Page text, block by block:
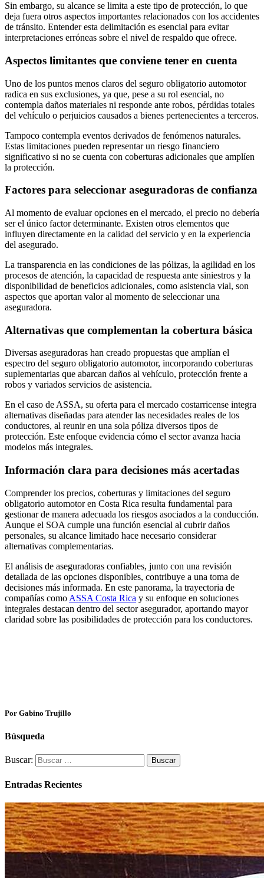
Sin embargo, su alcance se limita a este tipo de protección, lo que
deja fuera otros aspectos importantes relacionados con los accidentes
de tránsito. Entender esta delimitación es esencial para evitar
interpretaciones erróneas sobre el nivel de respaldo que ofrece.
Aspectos limitantes que conviene tener en cuenta
Uno de los puntos menos claros del seguro obligatorio automotor
radica en sus exclusiones, ya que, pese a su rol esencial, no
contempla daños materiales ni responde ante robos, pérdidas totales
del vehículo o perjuicios causados a bienes pertenecientes a terceros.
Tampoco contempla eventos derivados de fenómenos naturales.
Estas limitaciones pueden representar un riesgo financiero
significativo si no se cuenta con coberturas adicionales que amplíen
la protección.
Factores para seleccionar aseguradoras de confianza
Al momento de evaluar opciones en el mercado, el precio no debería
ser el único factor determinante. Existen otros elementos que
influyen directamente en la calidad del servicio y en la experiencia
del asegurado.
La transparencia en las condiciones de las pólizas, la agilidad en los
procesos de atención, la capacidad de respuesta ante siniestros y la
disponibilidad de beneficios adicionales, como asistencia vial, son
aspectos que aportan valor al momento de seleccionar una
aseguradora.
Alternativas que complementan la cobertura básica
Diversas aseguradoras han creado propuestas que amplían el
espectro del seguro obligatorio automotor, incorporando coberturas
suplementarias que abarcan daños al vehículo, protección frente a
robos y variados servicios de asistencia.
En el caso de ASSA, su oferta para el mercado costarricense integra
alternativas diseñadas para atender las necesidades reales de los
conductores, al reunir en una sola póliza diversos tipos de
protección. Este enfoque evidencia cómo el sector avanza hacia
modelos más integrales.
Información clara para decisiones más acertadas
Comprender los precios, coberturas y limitaciones del seguro
obligatorio automotor en Costa Rica resulta fundamental para
gestionar de manera adecuada los riesgos asociados a la conducción.
Aunque el SOA cumple una función esencial al cubrir daños
personales, su alcance limitado hace necesario considerar
alternativas complementarias.
El análisis de aseguradoras confiables, junto con una revisión
detallada de las opciones disponibles, contribuye a una toma de
decisiones más informada. En este panorama, la trayectoria de
compañías como ASSA Costa Rica y su enfoque en soluciones
integrales destacan dentro del sector asegurador, aportando mayor
claridad sobre las posibilidades de protección para los conductores.
Por Gabino Trujillo
Búsqueda
Buscar:
Entradas Recientes